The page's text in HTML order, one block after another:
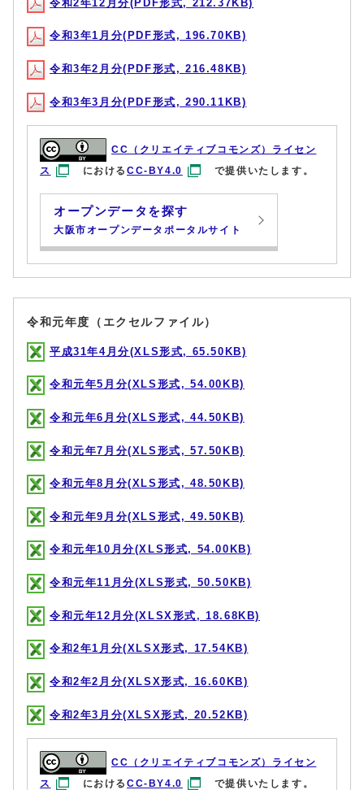
令和2年12月分(PDF形式, 212.37KB)
令和3年1月分(PDF形式, 196.70KB)
令和3年2月分(PDF形式, 216.48KB)
令和3年3月分(PDF形式, 290.11KB)
CC（クリエイティブコモンズ）ライセン
ス
におけるCC-BY4.0 で提供いたします。
オープンデータを探す
大阪市オープンデータポータルサイト
令和元年度（エクセルファイル）
平成31年4月分(XLS形式, 65.50KB)
令和元年5月分(XLS形式, 54.00KB)
令和元年6月分(XLS形式, 44.50KB)
令和元年7月分(XLS形式, 57.50KB)
令和元年8月分(XLS形式, 48.50KB)
令和元年9月分(XLS形式, 49.50KB)
令和元年10月分(XLS形式, 54.00KB)
令和元年11月分(XLS形式, 50.50KB)
令和元年12月分(XLSX形式, 18.68KB)
令和2年1月分(XLSX形式, 17.54KB)
令和2年2月分(XLSX形式, 16.60KB)
令和2年3月分(XLSX形式, 20.52KB)
CC（クリエイティブコモンズ）ライセン
ス
におけるCC-BY4.0 で提供いたします。